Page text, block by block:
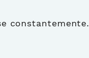
constantemente.